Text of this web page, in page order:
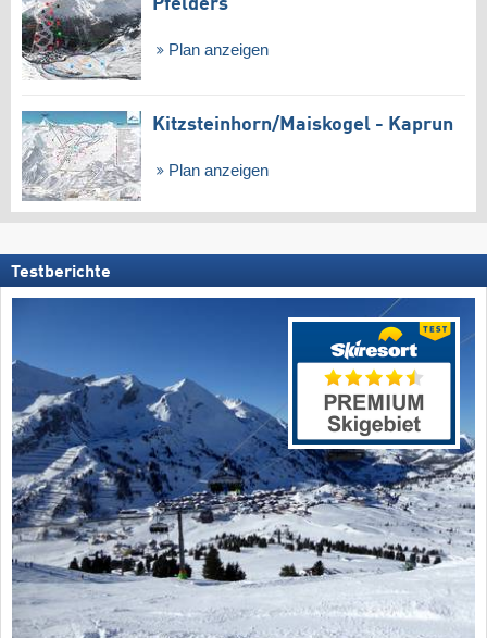
Pfelders
Plan anzeigen
Kitzsteinhorn/​Maiskogel - Kaprun
Plan anzeigen
Testberichte